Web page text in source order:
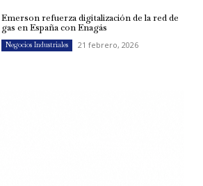
Emerson refuerza digitalización de la red de
gas en España con Enagás
Negocios Industriales 21 febrero, 2026